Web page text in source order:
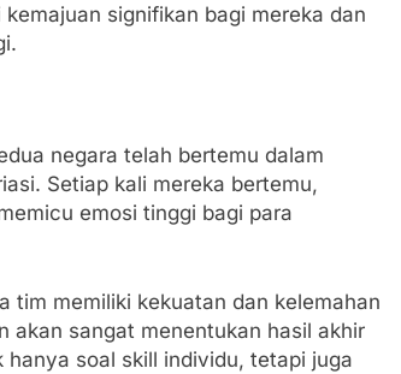
signifikan bagi mereka dan
negara telah bertemu dalam
Setiap kali mereka bertemu,
emosi tinggi bagi para
tim memiliki kekuatan dan kelemahan
akan sangat menentukan hasil akhir
soal skill individu, tetapi juga